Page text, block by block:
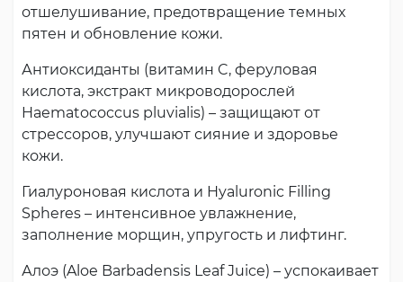
отшелушивание, предотвращение темных
пятен и обновление кожи.
Антиоксиданты (витамин C, феруловая
кислота, экстракт микроводорослей
Haematococcus pluvialis) – защищают от
стрессоров, улучшают сияние и здоровье
кожи.
Гиалуроновая кислота и Hyaluronic Filling
Spheres – интенсивное увлажнение,
заполнение морщин, упругость и лифтинг.
Алоэ (Aloe Barbadensis Leaf Juice) – успокаивает